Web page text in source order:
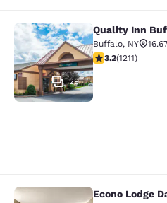
Quality Inn
29
Quality Inn
Buffalo, NY
calificación de 3.2
3.2(1211)
Econo LodgeEcono Lodge